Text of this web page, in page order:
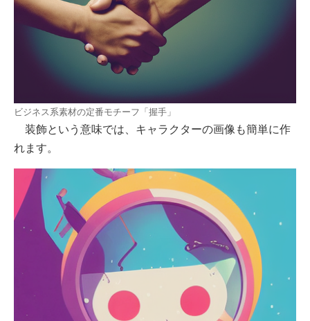
ビジネス系素材の定番モチーフ「握手」
装飾という意味では、キャラクターの画像も簡単に作
れます。